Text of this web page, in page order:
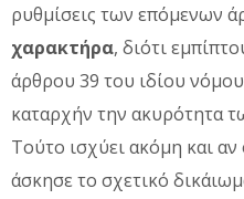
ρυθμίσεις των επόμενων
χαρακτήρα, διότι
άρθρου 39 του ιδίου
καταρχήν την ακυρότητα
Τούτο ισχύει ακόμη και
άσκησε το σχετικό